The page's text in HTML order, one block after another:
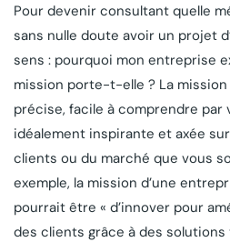
Pour devenir consultant quelle
sans nulle doute avoir un projet
sens : pourquoi mon entreprise
mission porte-t-elle ? La
précise, facile à comprendre par
idéalement inspirante et axée
clients ou du marché que vous
exemple, la mission d’une
pourrait être « d’innover pour
des clients grâce à des